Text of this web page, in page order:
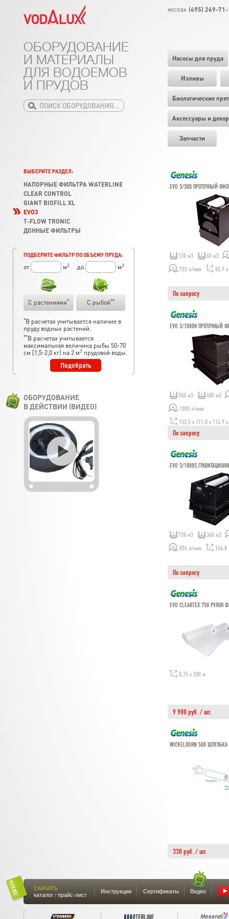
МОСКВА (495) 269-
Насосы для пруда
Изливы
Биологические
Аксессуары и декор
Запчасти
ОБОРУДОВАНИЕ
И МАТЕРИАЛЫ
ДЛЯ ВОДОЕМОВ
И ПРУДОВ
EVO 3/300 ПРОТОЧНЫЙ
120 м3
60 м3
333 л/мин
82,9
По запросу
EVO 3/1000H ПРОТОЧНЫЙ
960 м3
480 м3
1000 л/мин
152.5 х 111,0 х 116,9
По запросу
EVO 3/1000S
720 м3
360 м3
834 л/мин
166,8
По запросу
EVO CLEARTEX 750 РУЛОН
0,75 х 200 м
9 900 руб. / шт.
WICKELDORN 500
330 руб. / шт.
ВЫБЕРИТЕ РАЗДЕЛ:
НАПОРНЫЕ ФИЛЬТРА WATERLINE
CLEAR CONTROL
GIANT BIOFILL XL
EVO3
T-FLOW TRONIC
ДОННЫЕ ФИЛЬТРЫ
ПОДБЕРИТЕ ФИЛЬТР ПО ОБЪЕМУ ПРУДА:
от м3 до м3
С растениями* С рыбой**
*В расчетах учитывается наличие в
пруду водных растений.
**В расчетах учитывается
максимальная величина рыбы 50-70
см [1,5-2,0 кг] на 2 м3 прудовой воды.
Подобрать
ОБОРУДОВАНИЕ
В ДЕЙСТВИИ (ВИДЕО)
СКАЧАТЬ
каталог / прайс-лист
Инструкции Сертификаты Видео